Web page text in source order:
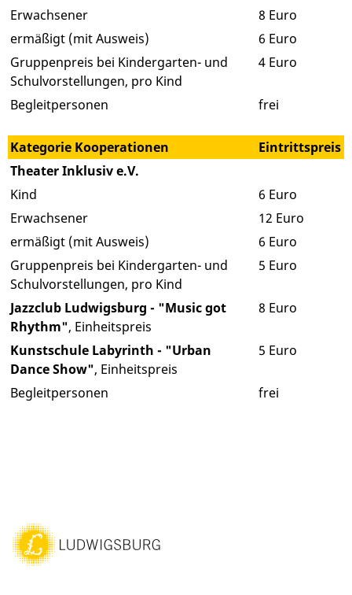
Erwachsener
8 Euro
ermäßigt (mit Ausweis)
6 Euro
Gruppenpreis bei Kindergarten- und
Schulvorstellungen, pro Kind
4 Euro
Begleitpersonen frei
Kategorie Kooperationen
Eintrittspreis
Theater Inklusiv e.V.
Kind
6 Euro
Erwachsener
12 Euro
ermäßigt (mit Ausweis)
6 Euro
Gruppenpreis bei Kindergarten- und
Schulvorstellungen, pro Kind
5 Euro
Jazzclub Ludwigsburg - "Music got
Rhythm", Einheitspreis
8 Euro
Kunstschule Labyrinth - "Urban
Dance Show", Einheitspreis
5 Euro
Begleitpersonen frei